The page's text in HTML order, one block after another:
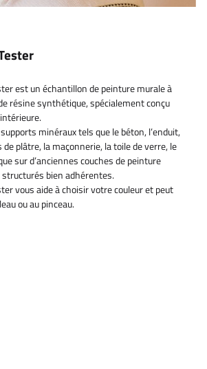
est un échantillon de peinture murale à
résine synthétique, spécialement conçu
minéraux tels que le béton, l’enduit,
de plâtre, la maçonnerie, la toile de verre, le
sur d’anciennes couches de peinture
structurés bien adhérentes.
vous aide à choisir votre couleur et peut
ou au pinceau.